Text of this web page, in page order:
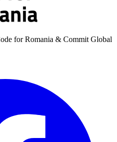
for Romania & Commit Global